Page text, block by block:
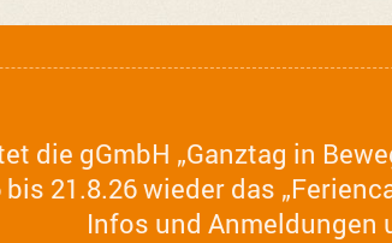
die gGmbH „Ganztag in
21.8.26 wieder das
Infos und Anmeldungen